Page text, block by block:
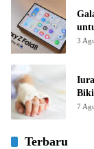
3
7
Terbaru